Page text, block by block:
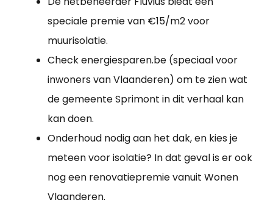
speciale premie van €15/m2 voor
muurisolatie.
Check energiesparen.be (speciaal voor
inwoners van Vlaanderen) om te zien wat
de gemeente Sprimont in dit verhaal kan
kan doen.
Onderhoud nodig aan het dak, en kies je
meteen voor isolatie? In dat geval is er ook
nog een renovatiepremie vanuit Wonen
Vlaanderen.